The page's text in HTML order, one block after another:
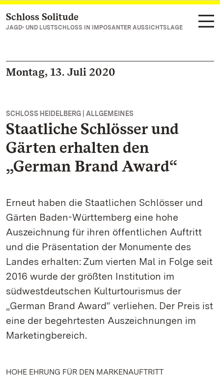
Zum Hauptinhalt springen
Schloss Solitude
JAGD- UND LUSTSCHLOSS IN IMPOSANTER AUSSICHTSLAGE
Montag, 13. Juli 2020
SCHLOSS HEIDELBERG | ALLGEMEINES
Staatliche Schlösser und
Gärten erhalten den
„German Brand Award“
Erneut haben die Staatlichen Schlösser und
Gärten Baden-Württemberg eine hohe
Auszeichnung für ihren öffentlichen Auftritt
und die Präsentation der Monumente des
Landes erhalten: Zum vierten Mal in Folge seit
2016 wurde der größten Institution im
südwestdeutschen Kulturtourismus der
„German Brand Award“ verliehen. Der Preis ist
eine der begehrtesten Auszeichnungen im
Marketingbereich.
HOHE EHRUNG FÜR DEN MARKENAUFTRITT